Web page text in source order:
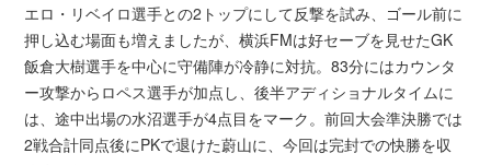
エロ・リベイロ選手との2トップにして反撃を試み、ゴール前に
押し込む場面も増えましたが、横浜FMは好セーブを見せたGK
飯倉大樹選手を中心に守備陣が冷静に対抗。83分にはカウンタ
ー攻撃からロペス選手が加点し、後半アディショナルタイムに
は、途中出場の水沼選手が4点目をマーク。前回大会準決勝では
2戦合計同点後にPKで退けた蔚山に、今回は完封での快勝を収